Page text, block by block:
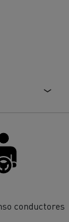
conductores